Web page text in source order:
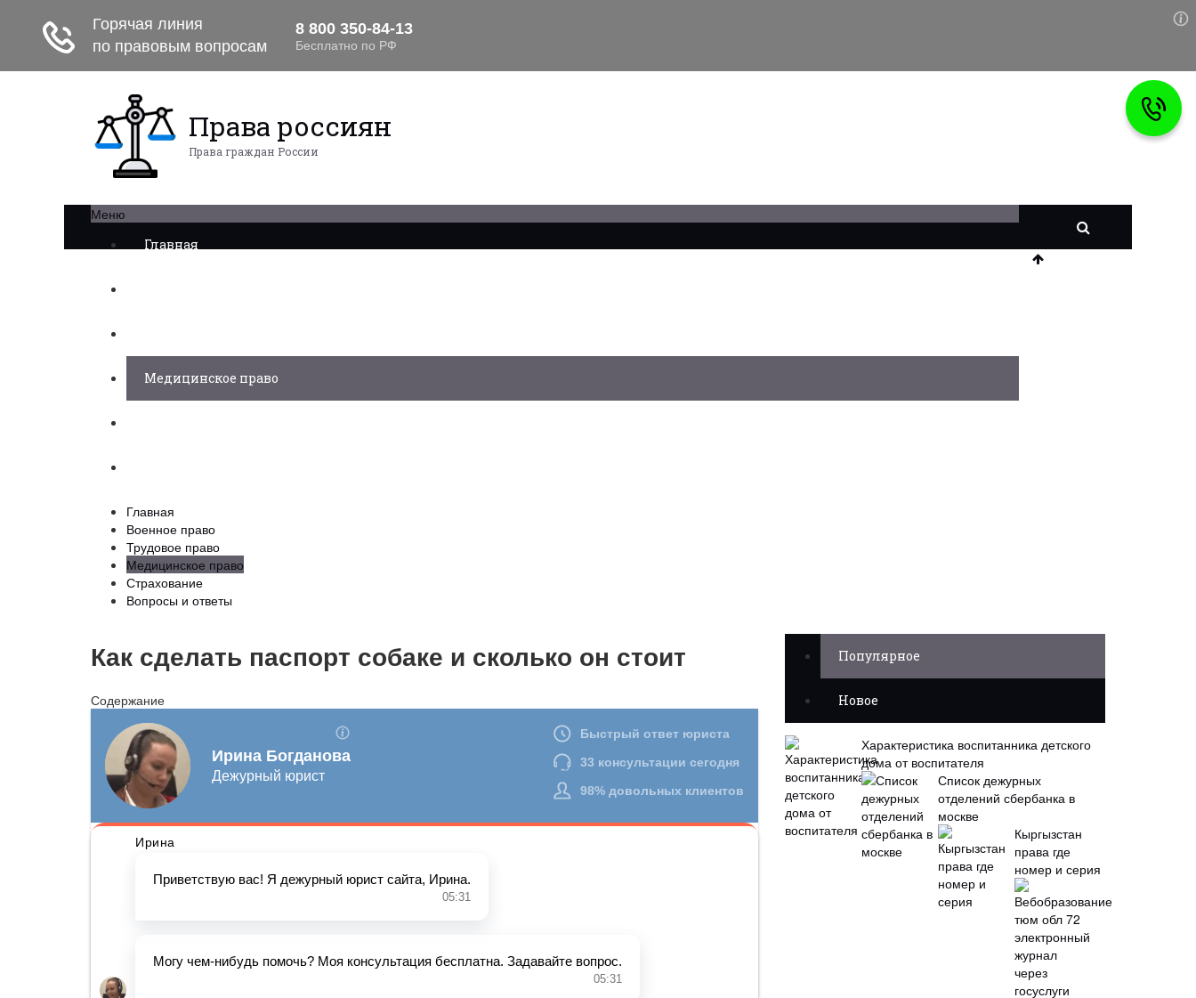
Права россиян
Права граждан России
Меню
Главная
Медицинское право
Главная
Военное право
Трудовое право
Медицинское право
Страхование
Вопросы и ответы
Как сделать паспорт собаке и сколько он стоит
Содержание
Популярное
Новое
Характеристика воспитанника детского
дома от воспитателя
Список дежурных
отделений сбербанка в
москве
Кыргызстан
права где
номер и серия